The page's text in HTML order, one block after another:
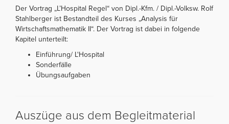
Der Vortrag „L’Hospital Regel“ von Dipl.-Kfm. / Dipl.-Volksw. Rolf
Stahlberger ist Bestandteil des Kurses „Analysis für
Wirtschaftsmathematik II“. Der Vortrag ist dabei in folgende
Kapitel unterteilt:
Einführung/ L'Hospital
Sonderfälle
Übungsaufgaben
Auszüge aus dem Begleitmaterial